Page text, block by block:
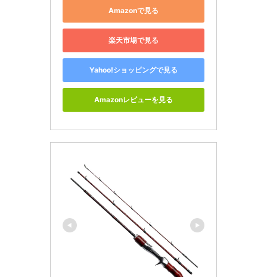
Amazonで見る
楽天市場で見る
Yahoo!ショッピングで見る
Amazonレビューを見る